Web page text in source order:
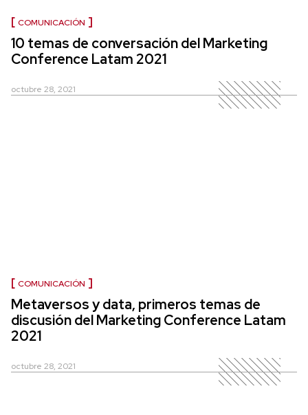
COMUNICACIÓN
10 temas de conversación del Marketing
Conference Latam 2021
octubre 28, 2021
COMUNICACIÓN
Metaversos y data, primeros temas de
discusión del Marketing Conference Latam
2021
octubre 28, 2021